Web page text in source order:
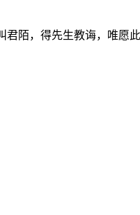
君陌，得先生教诲，唯愿